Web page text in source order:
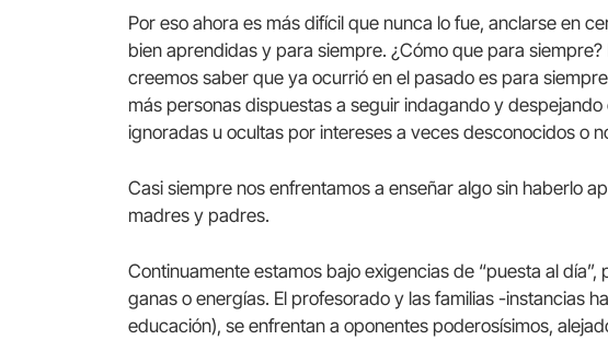
Por eso ahora es más difícil que nunca lo fue, anclarse en
bien aprendidas y para siempre. ¿Cómo que para
creemos saber que ya ocurrió en el pasado es para
más personas dispuestas a seguir indagando y
ignoradas u ocultas por intereses a veces desconocidos o
Casi siempre nos enfrentamos a enseñar algo sin haberlo
madres y padres.
Continuamente estamos bajo exigencias de “puesta al
ganas o energías. El profesorado y las familias -instancias
educación), se enfrentan a oponentes poderosísimos,